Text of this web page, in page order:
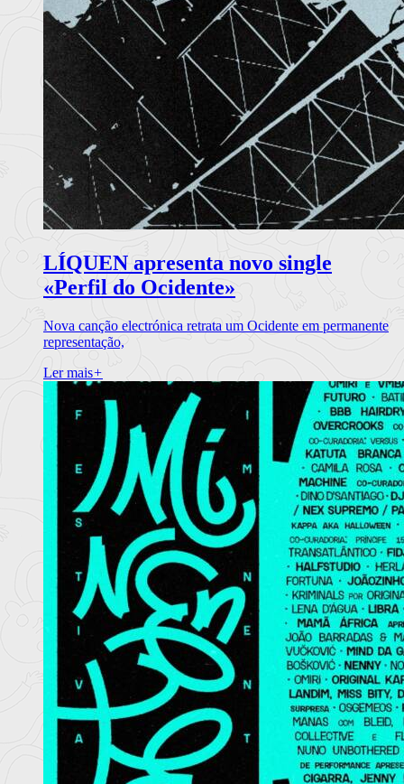
LÍQUEN apresenta novo single
«Perfil do Ocidente»
Nova canção electrónica retrata um Ocidente em permanente
representação,
Ler mais+